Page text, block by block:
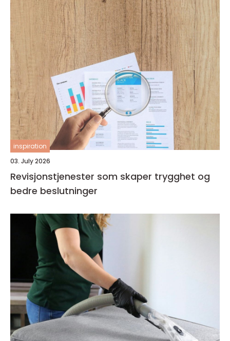
inspiration
03. July 2026
Revisjonstjenester som skaper trygghet og
bedre beslutninger